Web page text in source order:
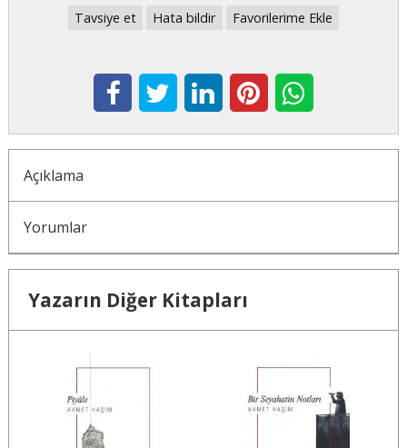
Tavsiye et Hata bildir Favorilerime Ekle
Açıklama
Yorumlar
Yazarın Diğer Kitapları